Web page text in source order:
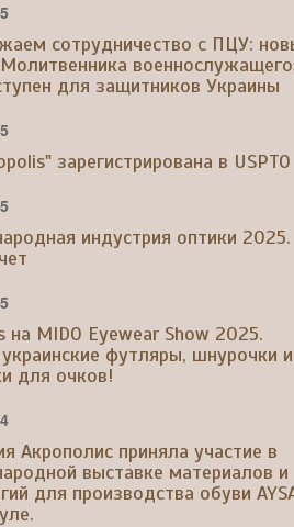
сотрудничество с ПЦУ:
для защитников Украины
зарегистрирована в USPTO
индустрия оптики 2025.
на MIDO Eyewear Show 2025.
футляры, шнурочки и
для очков!
Акрополис приняла участие в
выставке материалов и
для производства обуви